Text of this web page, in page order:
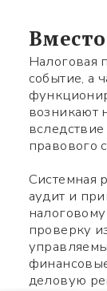
Налоговая
событие, а
возникают
вследствие
правового
Системная
аудит и
проверку
деловую